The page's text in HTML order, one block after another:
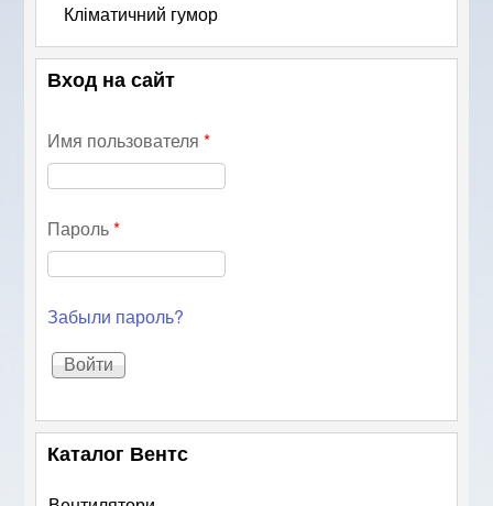
Кліматичний гумор
Вход на сайт
Имя пользователя*
Пароль*
Забыли пароль?
Каталог Вентс